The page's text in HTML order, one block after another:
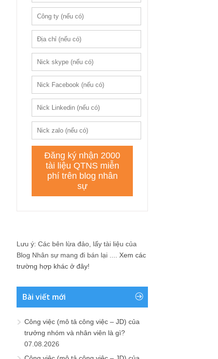
Lưu ý: Các bên lừa đảo, lấy tài liệu của
Blog Nhân sự mang đi bán lại .... Xem các
trường hợp khác ở đây!
Bài viết mới
Công việc (mô tả công việc – JD) của
trưởng nhóm và nhân viên là gì?
07.08.2026